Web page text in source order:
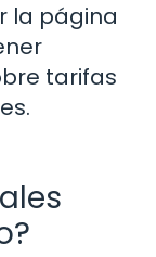
la página
tarifas